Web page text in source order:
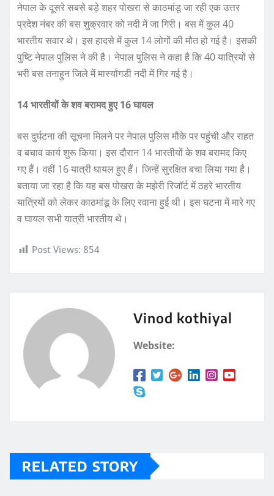
o
k
p
नेपाल के दूसरे सबसे बड़े शहर पोखरा से काठमांडू जा रही एक उत्तर
प्रदेश नंबर की बस शुक्रवार को नदी में जा गिरी। बस में कुल 40
भारतीय सवार थे। इस हादसे में कुल 14 लोगों की मौत हो गई है। इसकी
पुष्टि नेपाल पुलिस ने की है। नेपाल पुलिस ने कहा है कि 40 यात्रियों से
भरी बस तनाहुन जिले में मार्स्यांगडी नदी में गिर गई है।
14 भारतीयों के शव बरामद हुए 16 घायल
बस दुर्घटना की सूचना मिलने पर नेपाल पुलिस मौके पर पहुंची और राहत
व बचाव कार्य शुरू किया। इस दौरान 14 भारतीयों के शव बरामद किए
गए हैं। वहीं 16 यात्री घायल हुए हैं। जिन्हें सुरक्षित बचा लिया गया है।
बताया जा रहा है कि यह बस पोखरा के मझेरी रिजॉर्ट में ठहरे भारतीय
यात्रियों को लेकर काठमांडू के लिए रवाना हुई थी। इस घटना में मारे गए
व घायल सभी यात्री भारतीय थे।
Post Views: 854
Vinod kothiyal
Website:
RELATED STORY